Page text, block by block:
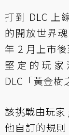
打到 DLC 上
的開放世界
年 2 月上市
堅定的玩
DLC「黃金樹
該挑戰由玩
他自訂的規